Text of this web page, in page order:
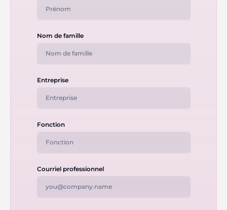
Nom de famille
Entreprise
Fonction
Courriel professionnel